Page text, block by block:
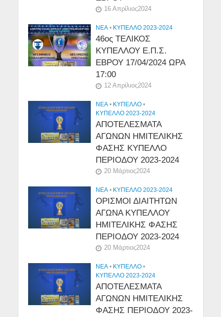
16 Απρίλιος2024
NEA • ΚΥΠΕΛΛΟ 2023-2024
46ος ΤΕΛΙΚΟΣ
ΚΥΠΕΛΛΟΥ Ε.Π.Σ.
ΕΒΡΟΥ 17/04/2024 ΩΡΑ
17:00
12 Απρίλιος2024
NEA • ΚΎΠΕΛΛΟ •
ΚΥΠΕΛΛΟ 2023-2024
ΑΠΟΤΕΛΕΣΜΑΤΑ
ΑΓΩΝΩΝ ΗΜΙΤΕΛΙΚΗΣ
ΦΑΣΗΣ ΚΥΠΕΛΛΟ
ΠΕΡΙΟΔΟΥ 2023-2024
20 Μάρτιος2024
NEA • ΚΥΠΕΛΛΟ 2023-2024
ΟΡΙΣΜΟΙ ΔΙΑΙΤΗΤΩΝ
ΑΓΩΝΑ ΚΥΠΕΛΛΟΥ
ΗΜΙΤΕΛΙΚΗΣ ΦΑΣΗΣ
ΠΕΡΙΟΔΟΥ 2023-2024
20 Μάρτιος2024
NEA • ΚΎΠΕΛΛΟ •
ΚΥΠΕΛΛΟ 2023-2024
ΑΠΟΤΕΛΕΣΜΑΤΑ
ΑΓΩΝΩΝ ΗΜΙΤΕΛΙΚΗΣ
ΦΑΣΗΣ ΠΕΡΙΟΔΟΥ 2023-